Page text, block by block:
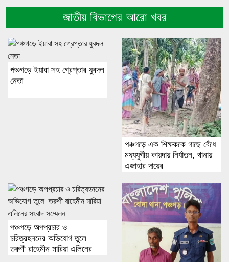
জাতীয় বিভাগের আরো খবর
পঞ্চগড়ে ইয়াবা সহ গ্রেপ্তার যুবদল
নেতা
পঞ্চগড়ে এক শিক্ষককে গাছে বেঁধে
মধ্যযুগীয় কায়দায় নির্যাতন, থানায়
এজাহার দায়ের
পঞ্চগড়ে অপপ্রচার ও
চরিত্রহননের অভিযোগ তুলে
তরুণী রাহেমীন মারিয়া এলিনের